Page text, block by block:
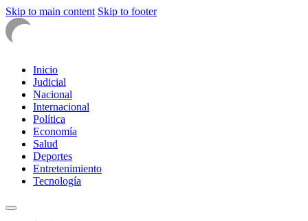
Skip to main content Skip to footer
Inicio
Judicial
Nacional
Internacional
Política
Economía
Salud
Deportes
Entretenimiento
Tecnología